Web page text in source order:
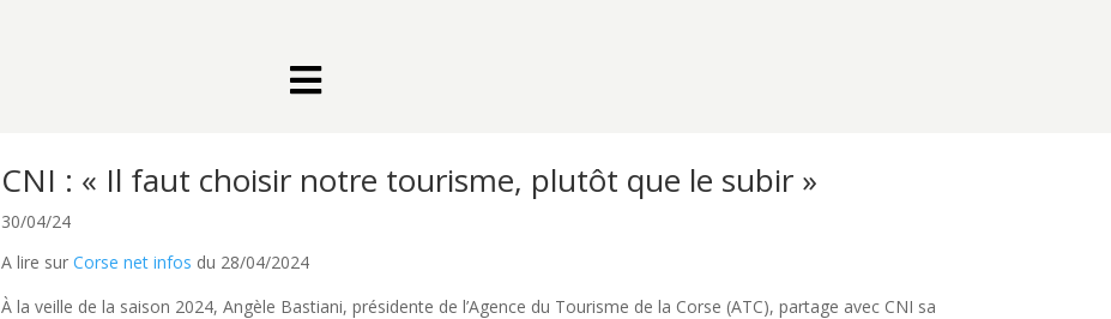

CNI : « Il faut choisir notre tourisme, plutôt que le subir »
30/04/24
A lire sur Corse net infos du 28/04/2024
À la veille de la saison 2024, Angèle Bastiani, présidente de l’Agence du Tourisme de la Corse (ATC), partage avec CNI sa